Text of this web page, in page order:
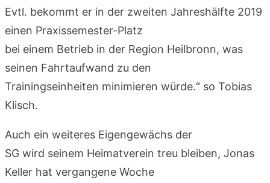
Evtl. bekommt er in der zweiten Jahreshälfte 2019
einen Praxissemester-Platz
bei einem Betrieb in der Region Heilbronn, was
seinen Fahrtaufwand zu den
Trainingseinheiten minimieren würde.“ so Tobias
Klisch.
Auch ein weiteres Eigengewächs der
SG wird seinem Heimatverein treu bleiben, Jonas
Keller hat vergangene Woche